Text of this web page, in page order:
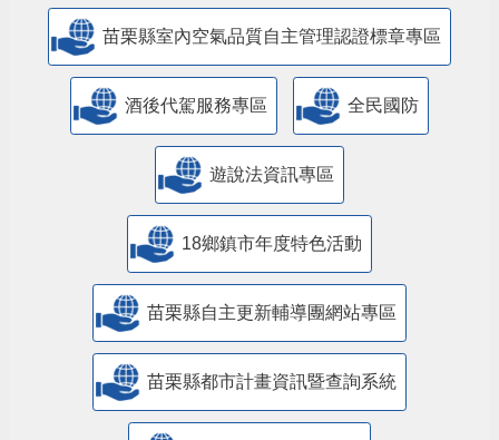
苗栗縣室內空氣品質自主管理認證標章專區
酒後代駕服務專區 全民國防
遊說法資訊專區
18鄉鎮市年度特色活動
苗栗縣自主更新輔導團網站專區
苗栗縣都市計畫資訊暨查詢系統